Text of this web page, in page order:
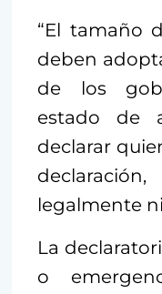
“El tamaño
deben
de los
estado de
declarar
legalmente
La
o